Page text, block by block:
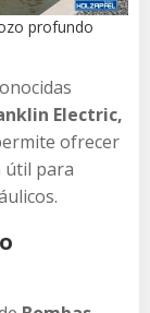
profundo
Electric,
ofrecer
útil para